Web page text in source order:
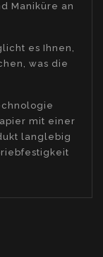
Maniküre an
es Ihnen,
was die
mit einer
langlebig